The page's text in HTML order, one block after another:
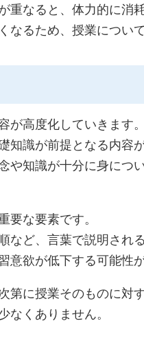
なると、体力的に消
るため、授業につい
高度化していきます。
識が前提となる内容
や知識が十分に身につ
要な要素です。
ど、言葉で説明され
欲が低下する可能性が
第に授業そのものに対
くありません。